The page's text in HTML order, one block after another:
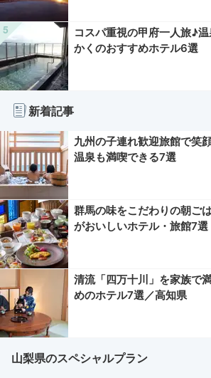
コスパ重視の甲府一人旅♪
かくのおすすめホテル6選
新着記事
九州の子連れ歓迎旅館で笑
温泉も満喫できる7選
群馬の味をこだわりの朝ご
がおいしいホテル・旅館7選
清流「四万十川」を家族で
めのホテル7選／高知県
山梨県のスペシャルプラン